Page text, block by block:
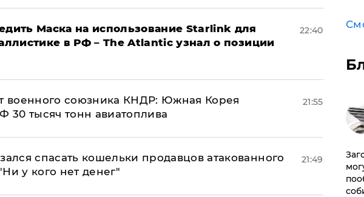
Маска на использование Starlink для
в РФ – The Atlantic узнал о позиции
22:40
военного союзника КНДР: Южная Корея
30 тысяч тонн авиатоплива
21:55
спасать кошельки продавцов атакованного
у кого нет денег"
21:49